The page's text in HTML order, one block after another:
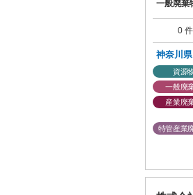
一般廃棄
0 件
神奈川
資源
一般廃
産業廃
特管産業